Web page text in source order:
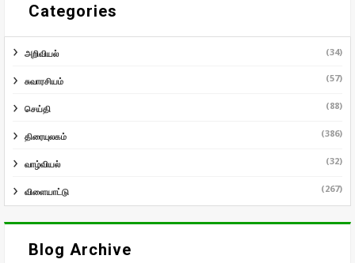
Categories
அறிவியல் (34)
சுவாரசியம் (57)
செய்தி (88)
திரையுலகம் (386)
வாழ்வியல் (32)
விளையாட்டு (267)
Blog Archive